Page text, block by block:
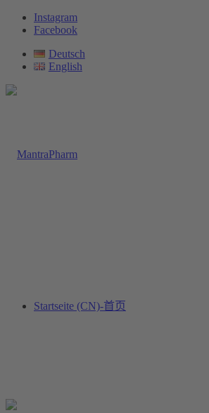
Instagram
Facebook
Deutsch
English
Startseite (CN)-首页